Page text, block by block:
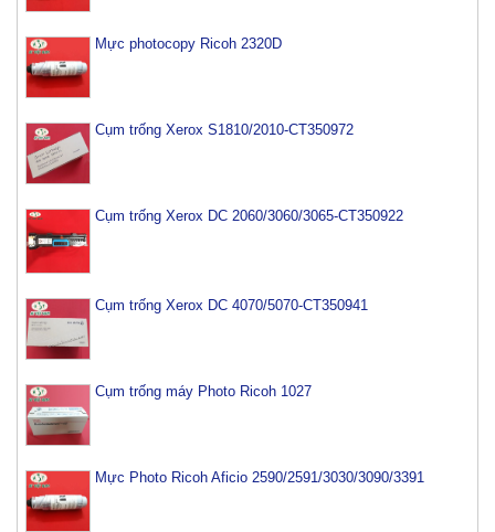
Mực photocopy Ricoh 2320D
Cụm trống Xerox S1810/2010-CT350972
Cụm trống Xerox DC 2060/3060/3065-CT350922
Cụm trống Xerox DC 4070/5070-CT350941
Cụm trống máy Photo Ricoh 1027
Mực Photo Ricoh Aficio 2590/2591/3030/3090/3391